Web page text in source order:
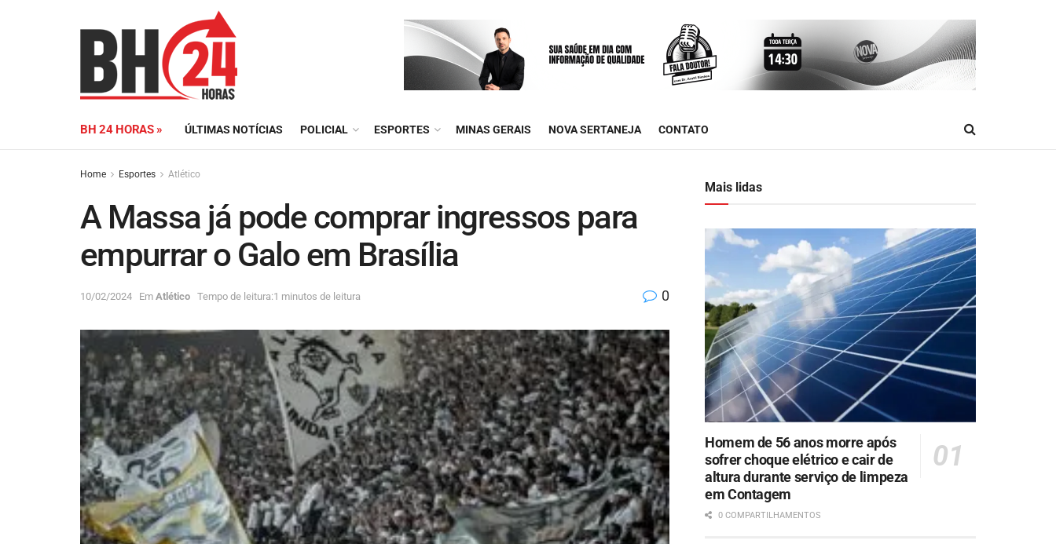
BH 24 HORAS » ÚLTIMAS NOTÍCIAS POLICIAL ESPORTES MINAS GERAIS NOVA SERTANEJA CONTATO
Home Esportes Atlético
A Massa já pode comprar ingressos para
empurrar o Galo em Brasília
10/02/2024 Em Atlético Tempo de leitura:1 minutos de leitura 0
Mais lidas
Homem de 56 anos morre após
sofrer choque elétrico e cair de
altura durante serviço de limpeza
em Contagem
0 COMPARTILHAMENTOS